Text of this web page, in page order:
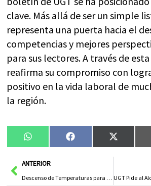
clave. Más allá de ser un simple
representa una puerta hacia el
competencias y mejores
para sus lectores. A través de
reafirma su compromiso con
positivo en la vida laboral de
la región.
Compartir
en
WhatsAppCompartir
en
Facebook
en
X
AntANTERIOR
Descenso de Temperaturas para Este Miércoles en Castilla-La Mancha